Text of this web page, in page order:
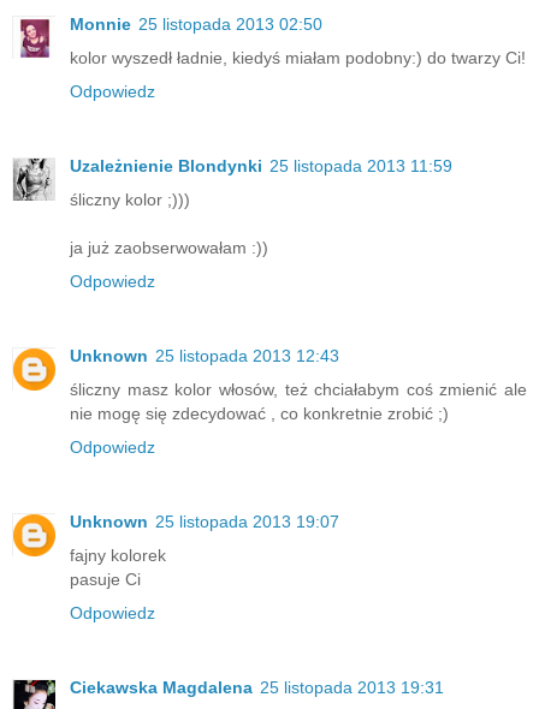
Monnie 25 listopada 2013 02:50
kolor wyszedł ładnie, kiedyś miałam podobny:) do twarzy Ci!
Odpowiedz
Uzależnienie Blondynki 25 listopada 2013 11:59
śliczny kolor ;)))
ja już zaobserwowałam :))
Odpowiedz
Unknown 25 listopada 2013 12:43
śliczny masz kolor włosów, też chciałabym coś zmienić ale
nie mogę się zdecydować , co konkretnie zrobić ;)
Odpowiedz
Unknown 25 listopada 2013 19:07
fajny kolorek
pasuje Ci
Odpowiedz
Ciekawska Magdalena 25 listopada 2013 19:31